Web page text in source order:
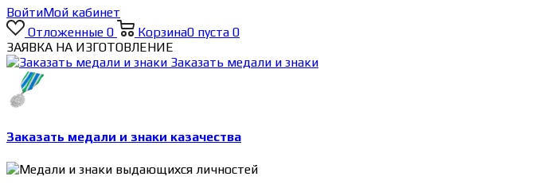
ВойтиМой кабинет
Отложенные 0 Корзина0 пуста 0
ЗАЯВКА НА ИЗГОТОВЛЕНИЕ
Заказать медали и знаки
Заказать медали и знаки казачества